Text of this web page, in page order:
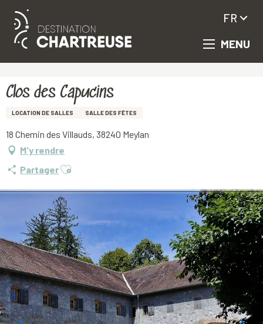
Aller
principal
MENU
FR
Clos des Capucins
LOCATION DE SALLES SALLE DES FÊTES
18 Chemin des Villauds, 38240 Meylan
M'y rendre
PartagerAjouter aux favoris